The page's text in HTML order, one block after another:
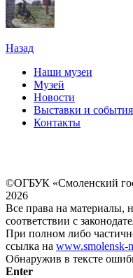
Назад
Наши музеи
Музей
Новости
Выставки и события
Контакты
©ОГБУК «Смоленский
2026
Все права на материалы,
соответствии с
При полном либо
ссылка на www.smolensk-
Обнаружив в тексте
Enter